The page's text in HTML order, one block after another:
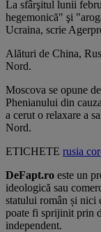
La sfârşitul lunii
hegemonică" şi
Ucraina, scrie
Alături de China,
Nord.
Moscova se opune
Phenianului din
a cerut o relaxare a
Nord.
ETICHETE rusia
DeFapt.ro este un
ideologică sau
statului român și nici
poate fi sprijinit prin
independent.